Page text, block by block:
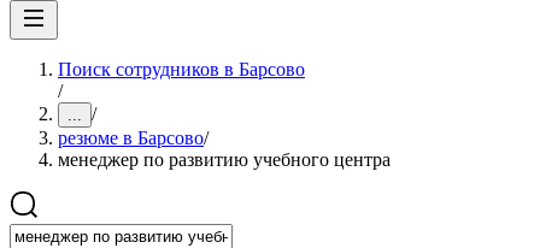
Поиск сотрудников в Барсово
/
... /
резюме в Барсово/
менеджер по развитию учебного центра